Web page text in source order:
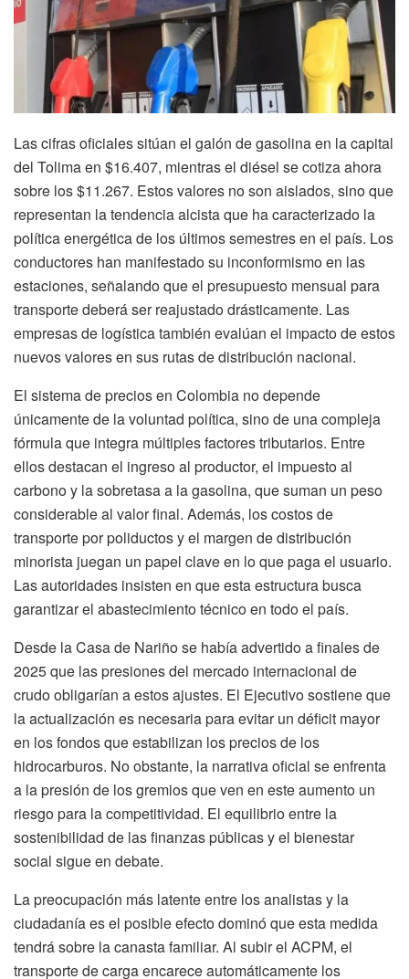
Las cifras oficiales sitúan el galón de gasolina en la capital
del Tolima en $16.407, mientras el diésel se cotiza ahora
sobre los $11.267. Estos valores no son aislados, sino que
representan la tendencia alcista que ha caracterizado la
política energética de los últimos semestres en el país. Los
conductores han manifestado su inconformismo en las
estaciones, señalando que el presupuesto mensual para
transporte deberá ser reajustado drásticamente. Las
empresas de logística también evalúan el impacto de estos
nuevos valores en sus rutas de distribución nacional.
El sistema de precios en Colombia no depende
únicamente de la voluntad política, sino de una compleja
fórmula que integra múltiples factores tributarios. Entre
ellos destacan el ingreso al productor, el impuesto al
carbono y la sobretasa a la gasolina, que suman un peso
considerable al valor final. Además, los costos de
transporte por poliductos y el margen de distribución
minorista juegan un papel clave en lo que paga el usuario.
Las autoridades insisten en que esta estructura busca
garantizar el abastecimiento técnico en todo el país.
Desde la Casa de Nariño se había advertido a finales de
2025 que las presiones del mercado internacional de
crudo obligarían a estos ajustes. El Ejecutivo sostiene que
la actualización es necesaria para evitar un déficit mayor
en los fondos que estabilizan los precios de los
hidrocarburos. No obstante, la narrativa oficial se enfrenta
a la presión de los gremios que ven en este aumento un
riesgo para la competitividad. El equilibrio entre la
sostenibilidad de las finanzas públicas y el bienestar
social sigue en debate.
La preocupación más latente entre los analistas y la
ciudadanía es el posible efecto dominó que esta medida
tendrá sobre la canasta familiar. Al subir el ACPM, el
transporte de carga encarece automáticamente los